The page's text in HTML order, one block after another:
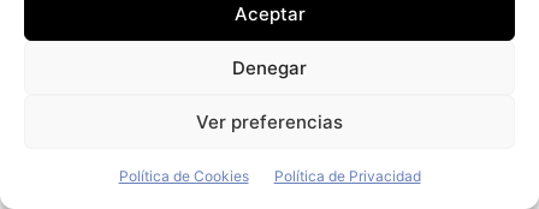
Aceptar
Denegar
Ver preferencias
Política de Cookies Política de Privacidad
Mi visión es que, en líneas generales
desarrollar actividades empresariales que
generen riqueza. Espero mantener siempre este